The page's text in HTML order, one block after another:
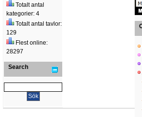
Totalt antal
kategorier: 4
Totalt antal tavlor:
129
Flest online:
28297
Search